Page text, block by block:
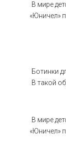
В мире
«Юничел»
Ботинки
В такой
В мире
«Юничел»